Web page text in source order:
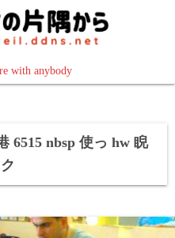
with anybody
language
6515 nbsp 使っ hw 睨